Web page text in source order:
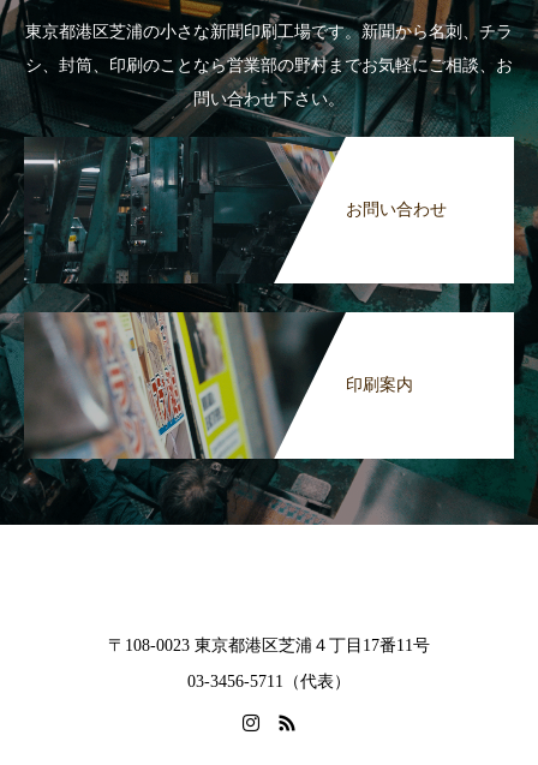
東京都港区芝浦の小さな新聞印刷工場です。新聞から名刺、チラ
シ、封筒、印刷のことなら営業部の野村までお気軽にご相談、お
問い合わせ下さい。
お問い合わせ
印刷案内
〒108-0023 東京都港区芝浦４丁目17番11号
03-3456-5711（代表）